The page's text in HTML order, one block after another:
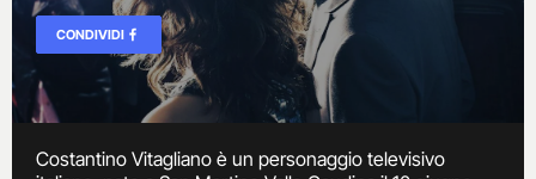
CONDIVIDI
Costantino Vitagliano è un personaggio televisivo